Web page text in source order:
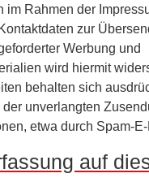
im Rahmen der
zur
Werbung und
wird hiermit
behalten sich
unverlangten
etwa durch Spam-
auf